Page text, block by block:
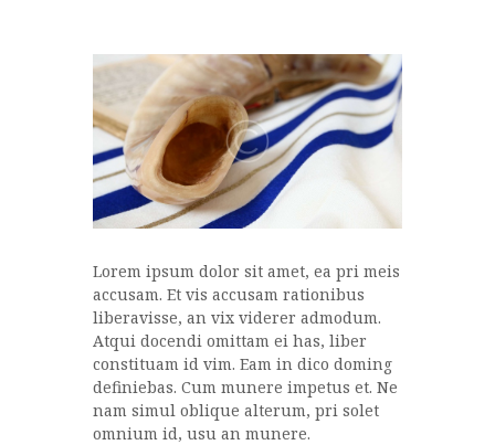
Lorem ipsum dolor sit amet, ea pri meis
accusam. Et vis accusam rationibus
liberavisse, an vix viderer admodum.
Atqui docendi omittam ei has, liber
constituam id vim. Eam in dico doming
definiebas. Cum munere impetus et. Ne
nam simul oblique alterum, pri solet
omnium id, usu an munere.